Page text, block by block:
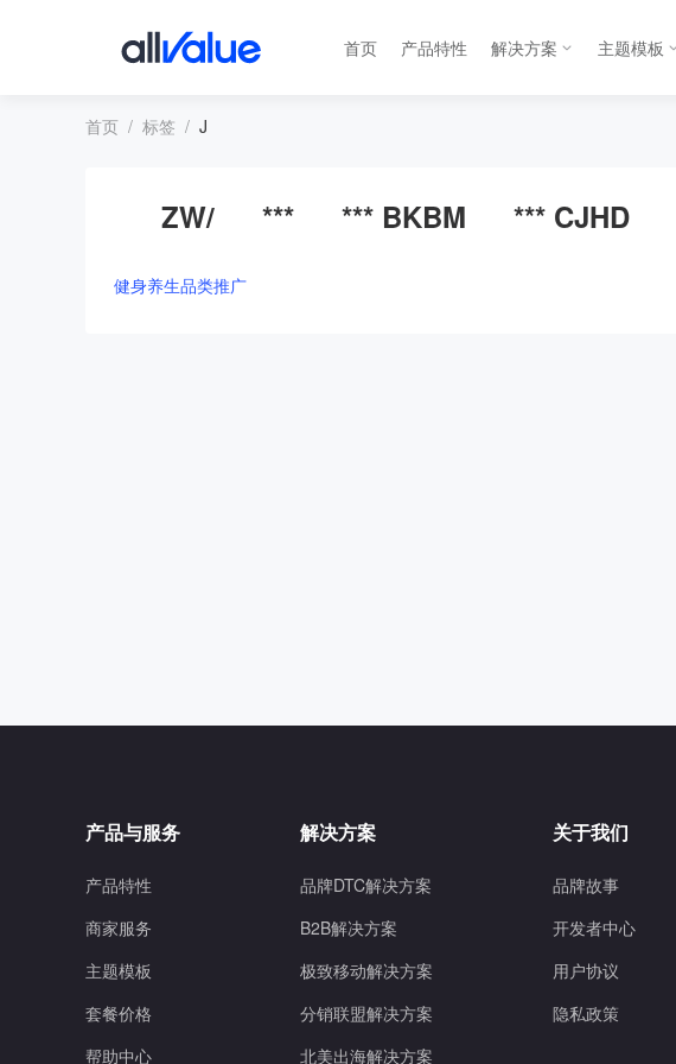
首页 产品特性 解决方案 主题模板
首页 标签 J
ZW/ *** *** BKBM *** CJHD
健身养生品类推广
产品与服务
产品特性
商家服务
主题模板
套餐价格
帮助中心
解决方案
品牌DTC解决方案
B2B解决方案
极致移动解决方案
分销联盟解决方案
北美出海解决方案
关于我们
品牌故事
开发者中心
用户协议
隐私政策